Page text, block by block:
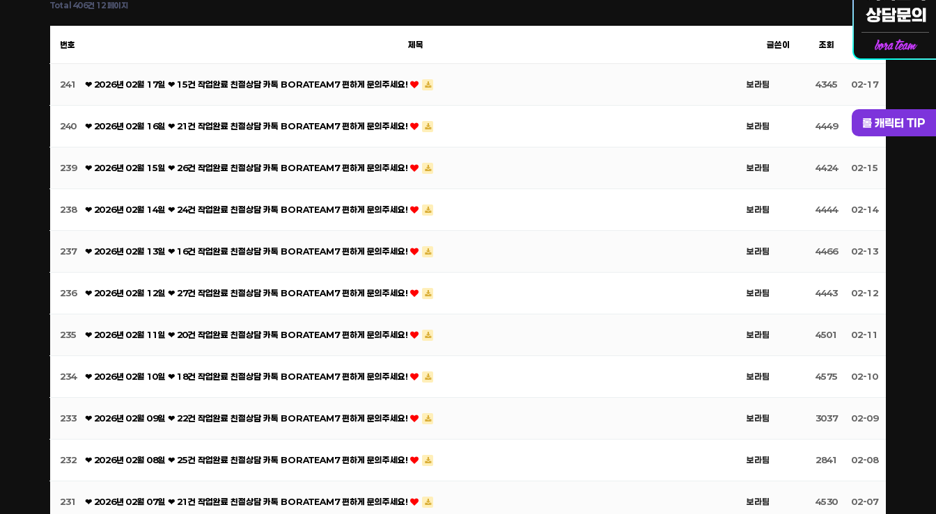
롤 캐릭터 TIP
Total 406건 12 페이지
번호 제목 글쓴이 조회
241 ❤ 2026년 02월 17일 ❤ 15건 작업완료 친절상담 카톡 BORATEAM7 편하게 문의주세요! 보라팀 4345 02-17
240 ❤ 2026년 02월 16일 ❤ 21건 작업완료 친절상담 카톡 BORATEAM7 편하게 문의주세요! 보라팀 4449 02-16
239 ❤ 2026년 02월 15일 ❤ 26건 작업완료 친절상담 카톡 BORATEAM7 편하게 문의주세요! 보라팀 4424 02-15
238 ❤ 2026년 02월 14일 ❤ 24건 작업완료 친절상담 카톡 BORATEAM7 편하게 문의주세요! 보라팀 4444 02-14
237 ❤ 2026년 02월 13일 ❤ 16건 작업완료 친절상담 카톡 BORATEAM7 편하게 문의주세요! 보라팀 4466 02-13
236 ❤ 2026년 02월 12일 ❤ 27건 작업완료 친절상담 카톡 BORATEAM7 편하게 문의주세요! 보라팀 4443 02-12
235 ❤ 2026년 02월 11일 ❤ 20건 작업완료 친절상담 카톡 BORATEAM7 편하게 문의주세요! 보라팀 4501 02-11
234 ❤ 2026년 02월 10일 ❤ 18건 작업완료 친절상담 카톡 BORATEAM7 편하게 문의주세요! 보라팀 4575 02-10
233 ❤ 2026년 02월 09일 ❤ 22건 작업완료 친절상담 카톡 BORATEAM7 편하게 문의주세요! 보라팀 3037 02-09
232 ❤ 2026년 02월 08일 ❤ 25건 작업완료 친절상담 카톡 BORATEAM7 편하게 문의주세요! 보라팀 2841 02-08
231 ❤ 2026년 02월 07일 ❤ 21건 작업완료 친절상담 카톡 BORATEAM7 편하게 문의주세요! 보라팀 4530 02-07